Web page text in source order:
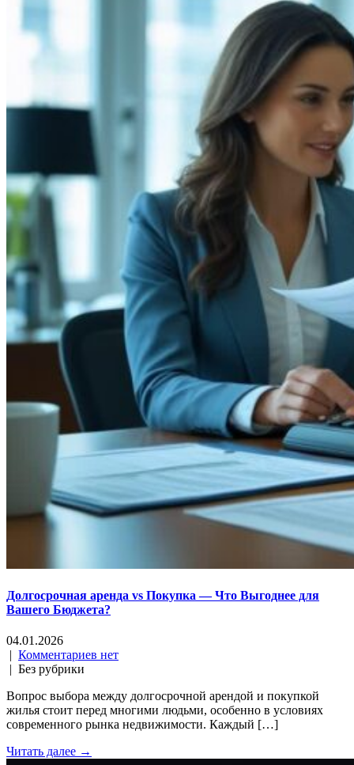
Долгосрочная аренда vs Покупка — Что Выгоднее для
Вашего Бюджета?
04.01.2026
| Комментариев нет
| Без рубрики
Вопрос выбора между долгосрочной арендой и покупкой
жилья стоит перед многими людьми, особенно в условиях
современного рынка недвижимости. Каждый […]
Читать далее →